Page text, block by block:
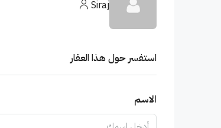
Siraj
استفسر حول هذا العقار
الاسم